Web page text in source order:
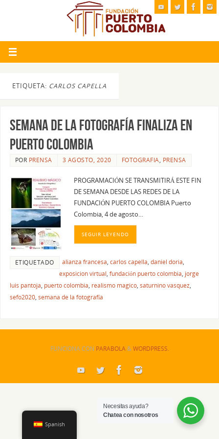
ETIQUETA: CARLOS CAPELLA
SEMANA DE LA FOTOGRAFÍA FINALIZA EN
PUERTO COLOMBIA
POR PRENSA 3 AGOSTO, 2020 FOTOGRAFIA, PRENSA
PROGRAMACIÓN SE TRANSMITIRÁ ESTE FIN
DE SEMANA DESDE LAS REDES DE LA
FUNDACIÓN PUERTO COLOMBIA Puerto
Colombia, 4 de agosto…
SEGUIR LEYENDO
ETIQUETADO alianza francesa, carlos capella, daniel doria,
exposicion virtual, fundación puerto colombia, jorge
luis pantoja, puerto colombia, realismo magico, saturnino vasquez,
sefo2020, semana de la fotografía
FUNCIONA CON PARABOLA&WORDPRESS.
Spanish
Necesitas ayuda?
Chatea con nosotros